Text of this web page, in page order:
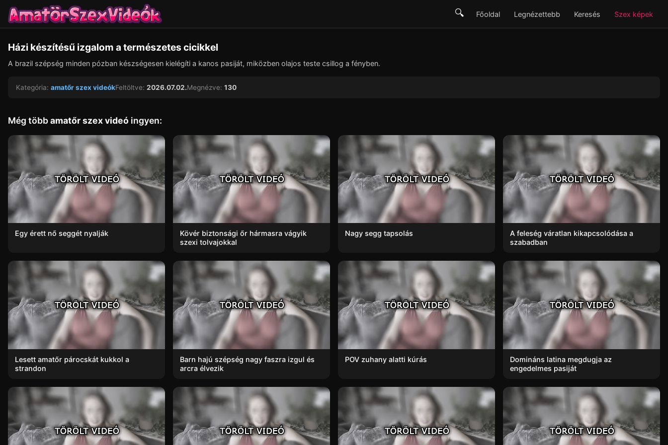
🔍 Főoldal Legnézettebb Keresés Szex képek
▶
Házi készítésű izgalom a természetes cicikkel
A brazil szépség minden pózban készségesen kielégíti a kanos pasiját, miközben olajos teste csillog a fényben.
Kategória: amatőr szex videókFeltöltve: 2026.07.02.Megnézve: 130
Még többamatőr szex videó ingyen:
Egy érett nő seggét nyalják
Kövér biztonsági őr hármasra vágyik
szexi tolvajokkal
Nagy segg tapsolás
A feleség váratlan kikapcsolódása a
szabadban
Lesett amatőr párocskát kukkol a
strandon
Barn hajú szépség nagy faszra izgul és
arcra élvezik
POV zuhany alatti kúrás
Domináns latina megdugja az
engedelmes pasiját